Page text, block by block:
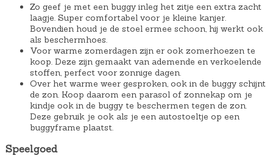
Zo geef je met een buggy inleg het zitje een extra zacht
laagje. Super comfortabel voor je kleine kanjer.
Bovendien houd je de stoel ermee schoon, hij werkt ook
als beschermhoes.
Voor warme zomerdagen zijn er ook zomerhoezen te
koop. Deze zijn gemaakt van ademende en verkoelende
stoffen, perfect voor zonnige dagen.
Over het warme weer gesproken, ook in de buggy schijnt
de zon. Koop daarom een parasol of zonnekap om je
kindje ook in de buggy te beschermen tegen de zon.
Deze gebruik je ook als je een autostoeltje op een
buggyframe plaatst.
Speelgoed